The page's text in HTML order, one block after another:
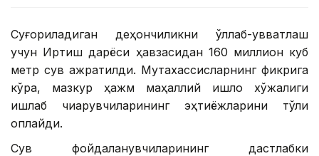
Суғориладиган деҳқончиликни қўллаб-қувватлаш
учун Иртиш дарёси ҳавзасидан 160 миллион куб
метр сув ажратилди. Мутахассисларнинг фикрига
кўра, мазкур ҳажм маҳаллий қишлоқ хўжалиги
ишлаб чиқарувчиларининг эҳтиёжларини тўлиқ
қоплайди.
Сув фойдаланувчиларининг дастлабки